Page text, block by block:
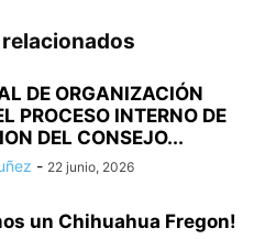
DE ORGANIZACIÓN
PROCESO INTERNO DE
DEL CONSEJO...
- 22 junio, 2026
un Chihuahua Fregon!